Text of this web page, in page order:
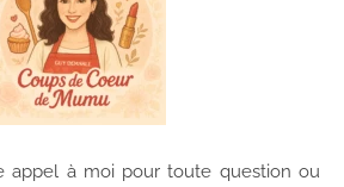
appel à moi pour toute question ou